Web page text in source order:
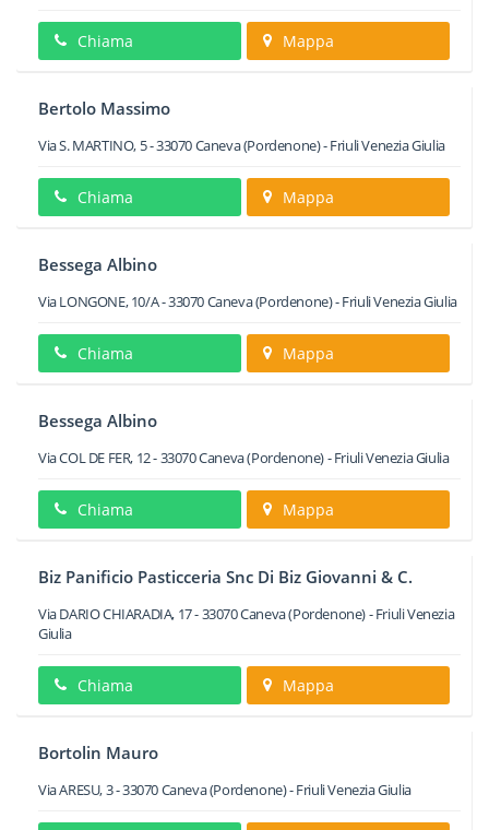
Chiama Mappa
Bertolo Massimo
Via S. MARTINO, 5-33070Caneva(Pordenone) -Friuli Venezia Giulia
Chiama Mappa
Bessega Albino
Via LONGONE, 10/A-33070Caneva(Pordenone) -Friuli Venezia Giulia
Chiama Mappa
Bessega Albino
Via COL DE FER, 12-33070Caneva(Pordenone) -Friuli Venezia Giulia
Chiama Mappa
Biz Panificio Pasticceria Snc Di Biz Giovanni & C.
Via DARIO CHIARADIA, 17-33070Caneva(Pordenone) -Friuli Venezia
Giulia
Chiama Mappa
Bortolin Mauro
Via ARESU, 3-33070Caneva(Pordenone) -Friuli Venezia Giulia